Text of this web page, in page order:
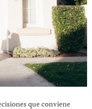
que conviene